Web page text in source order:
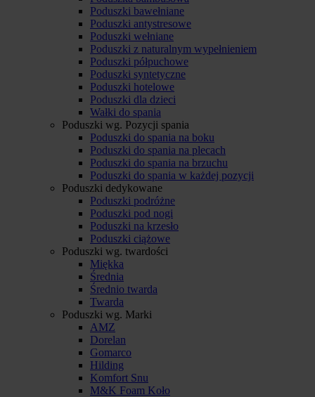
Poduszki bawełniane
Poduszki antystresowe
Poduszki wełniane
Poduszki z naturalnym wypełnieniem
Poduszki półpuchowe
Poduszki syntetyczne
Poduszki hotelowe
Poduszki dla dzieci
Wałki do spania
Poduszki wg. Pozycji spania
Poduszki do spania na boku
Poduszki do spania na plecach
Poduszki do spania na brzuchu
Poduszki do spania w każdej pozycji
Poduszki dedykowane
Poduszki podróżne
Poduszki pod nogi
Poduszki na krzesło
Poduszki ciążowe
Poduszki wg. twardości
Miękka
Średnia
Średnio twarda
Twarda
Poduszki wg. Marki
AMZ
Dorelan
Gomarco
Hilding
Komfort Snu
M&K Foam Koło